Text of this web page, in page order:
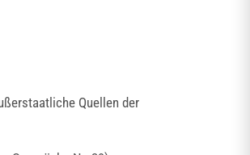
Quellen der